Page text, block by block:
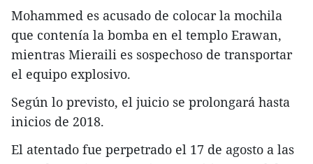
Mohammed es acusado de colocar la mochila
que contenía la bomba en el templo Erawan,
mientras Mieraili es sospechoso de transportar
el equipo explosivo.
Según lo previsto, el juicio se prolongará hasta
inicios de 2018.
El atentado fue perpetrado el 17 de agosto a las